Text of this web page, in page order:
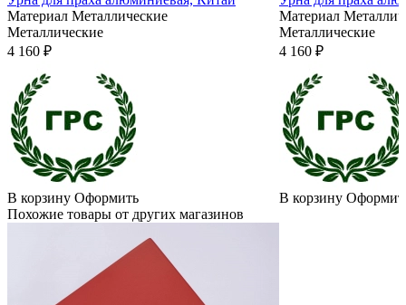
Материал Металлические
Металлические
4 160 ₽
В корзину Оформить
Материал
Металлические
4 160 ₽
В корзину
Похожие товары от других магазинов